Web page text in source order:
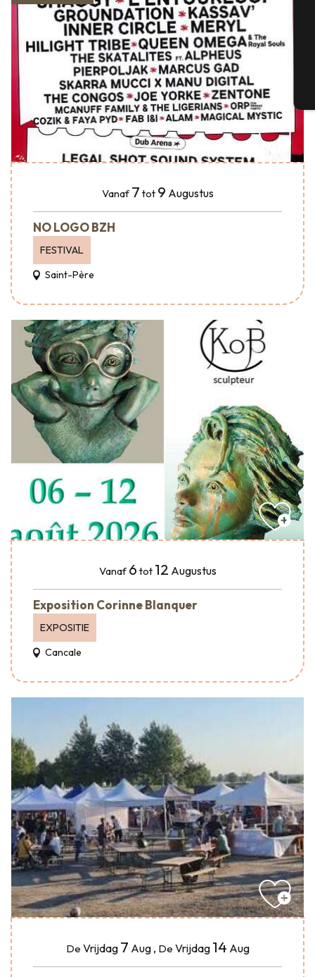
Vanaf 7 tot 9 Augustus
NO LOGO BZH
FESTIVAL
Saint-Père
Vanaf 6 tot 12 Augustus
Exposition Corinne Blanquer
EXPOSITIE
Cancale
De Vrijdag 7 Aug, De Vrijdag 14 Aug